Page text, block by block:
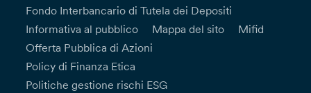
Fondo Interbancario di Tutela dei Depositi
Informativa al pubblico
Mappa del sito
Mifid
Offerta Pubblica di Azioni
Policy di Finanza Etica
Politiche gestione rischi ESG